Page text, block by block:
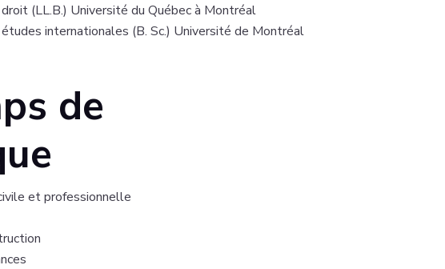
(LL.B.) Université du Québec à Montréal
internationales (B. Sc.) Université de Montréal
de
et professionnelle